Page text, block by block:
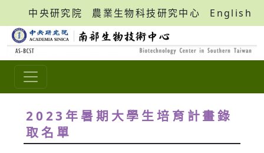
中央研究院 農業生物科技研究中心 English
2023年暑期大學生培育計畫錄
取名單